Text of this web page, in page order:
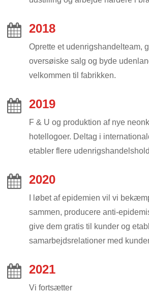
2018
Oprette et udenrigshandelteam,
oversøiske salg og byde
velkommen til fabrikken.
2019
F & U og produktion af nye
hotellogoer. Deltag i
etabler flere
2020
I løbet af epidemien vil vi
sammen, producere anti-
give dem gratis til kunder og
samarbejdsrelationer med
2021
Vi fortsætter